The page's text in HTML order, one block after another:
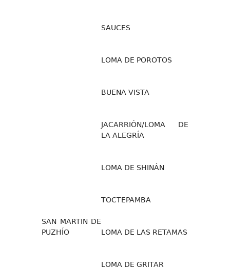
SAUCES
SAN MARTIN DE
PUZHÍO
LOMA DE POROTOS
BUENA VISTA
JACARRIÓN/LOMA DE
LA ALEGRÍA
LOMA DE SHINÁN
TOCTEPAMBA
LOMA DE LAS RETAMAS
LOMA DE GRITAR